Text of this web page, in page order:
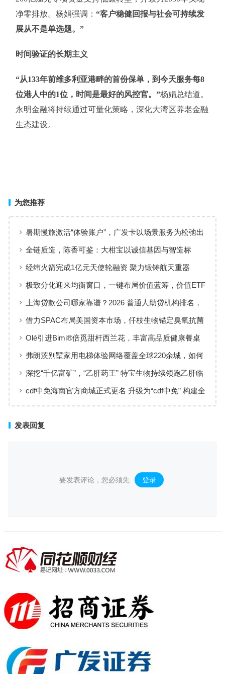
净零排放。杨娟强调： “客户稳健回报与社会可持续发
展从不是单选题。”
时间验证的长期主义
“从133年前维多利亚港畔的首份保单，到今天服务每8
位港人中的1位，时间是最好的风控官。”杨娟总结道。
永明金融将持续通过可量化策略，深化大湾区养老金融
生态建设。
为您推荐
暑期慢旅激活“体验账户”，广发卡以场景服务为松弛出
行添彩
全链质造，陈香可鉴：大柑宝以诚信基因与智造标
准，定义新会陈皮高质量发展
经纬火箭完成1亿元天使轮融资 聚力锻铸航天重器
极致分化迎来均衡窗口，一键布局价值蓝筹，价值ETF
华夏火热开售
上海贷款公司哪家靠谱？2026 普通人助贷机构排名，
工薪族借钱选择指南
借力SPAC布局美国资本市场，仟枝生物锚定臭氧抗菌
黄金赛道
Olé引进Bimi®倍觅甜杆西兰花，丰富高品质健康餐桌
新选择
弗朗茨别墅家用电梯体验网络覆盖全球220余城，如何
实现高效服务响应
深挖“千亿富矿”，“乙肝药王” 特宝生物持续领跑乙肝临
床治愈
cdf中免海南官方商城正式更名 升级为“cdf中免” 构建全
发表回复
要发表评论，您必须先 登录 。